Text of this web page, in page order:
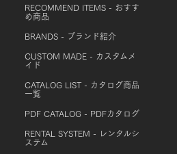
RECOMMEND ITEMS - おすす
め商品
BRANDS - ブランド紹介
CUSTOM MADE - カスタムメ
イド
CATALOG LIST - カタログ商品
一覧
PDF CATALOG - PDFカタログ
RENTAL SYSTEM - レンタルシ
ステム